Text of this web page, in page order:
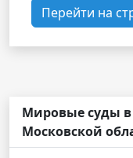
Перейти на
Мировые суды в
Московской